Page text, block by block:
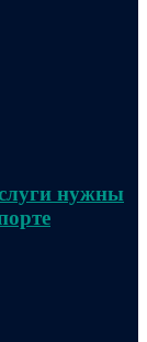
нужны